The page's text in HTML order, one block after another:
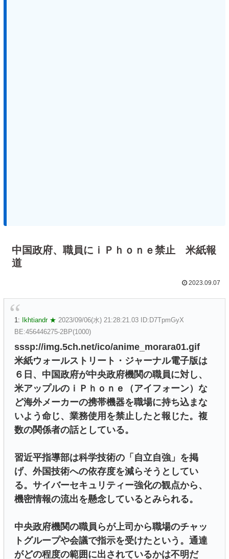
中国政府、職員にｉＰｈｏｎｅ禁止 米紙報
道
2023.09.07
1: Ikhtiandr ★ 2023/09/06(水) 21:28:21.03 ID:D7TpmGyX
BE:456446275-2BP(1000)
sssp://img.5ch.net/ico/anime_morara01.gif
米紙ウォールストリート・ジャーナル電子版は
６日、中国政府が中央政府機関の職員に対し、
米アップルのｉＰｈｏｎｅ（アイフォーン）な
ど海外メーカーの携帯機器を職場に持ち込まな
いよう命じ、業務使用を禁止したと報じた。複
数の関係者の話としている。
習近平指導部は科学技術の「自立自強」を掲
げ、外国技術への依存度を減らそうとしてい
る。サイバーセキュリティー強化の観点から、
機密情報の流出を懸念しているとみられる。
中央政府機関の職員らが上司から職場のチャッ
トグループや会議で指示を受けたという。通達
がどの程度の範囲に出されているかは不明だ